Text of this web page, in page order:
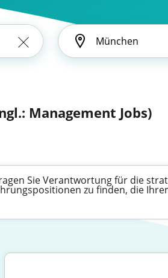
Management Jobs)
Sie Verantwortung für die
zu finden, die